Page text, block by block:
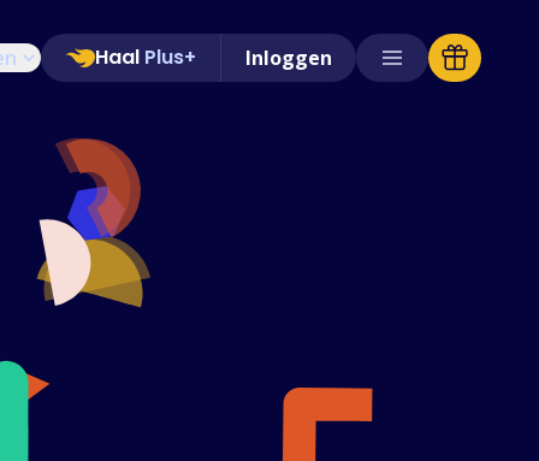
Haal Plus+ Inloggen